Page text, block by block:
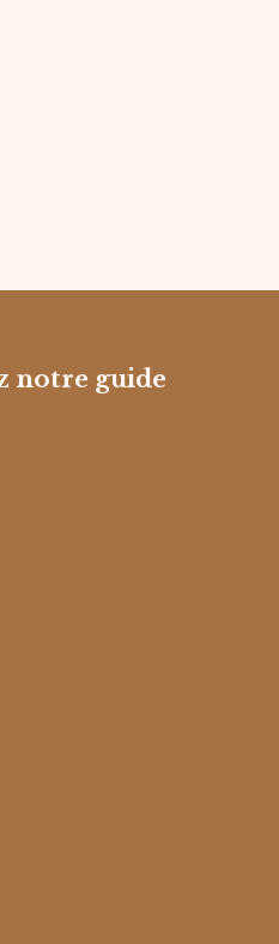
notre guide